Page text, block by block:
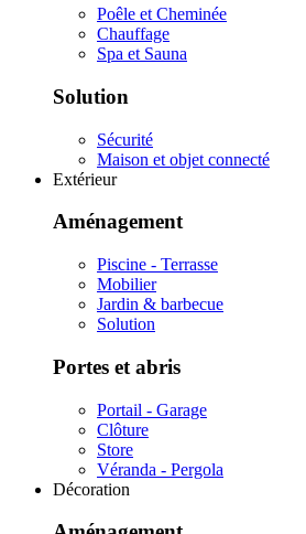
Poêle et Cheminée
Chauffage
Spa et Sauna
Solution
Sécurité
Maison et objet connecté
Extérieur
Aménagement
Piscine - Terrasse
Mobilier
Jardin & barbecue
Solution
Portes et abris
Portail - Garage
Clôture
Store
Véranda - Pergola
Décoration